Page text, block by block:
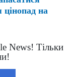
на
News! Тільки